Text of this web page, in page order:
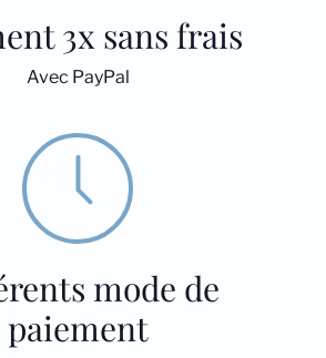
3x sans frais
Avec PayPal
mode de
paiement